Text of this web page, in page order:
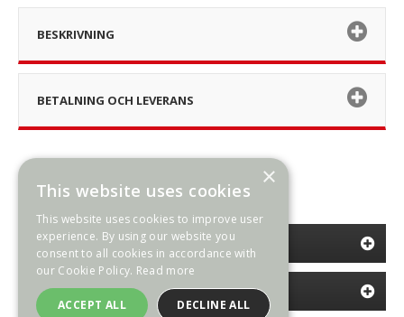
BESKRIVNING
BETALNING OCH LEVERANS
KATEGORIER
INFORMATION
×
This website uses cookies
This website uses cookies to improve user
experience. By using our website you
consent to all cookies in accordance with
our Cookie Policy. Read more
ACCEPT ALL DECLINE ALL